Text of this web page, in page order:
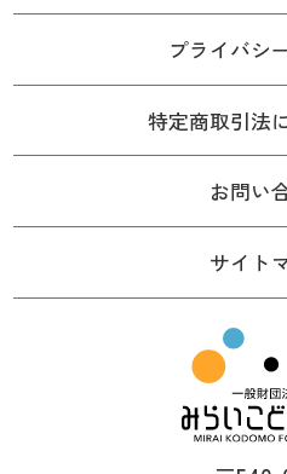
プライバシ
特定商取引法
お問い
サイト